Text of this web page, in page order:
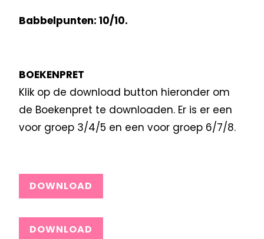
Babbelpunten: 10/10.
BOEKENPRET
Klik op de download button hieronder om
de Boekenpret te downloaden. Er is er een
voor groep 3/4/5 en een voor groep 6/7/8.
DOWNLOAD
DOWNLOAD